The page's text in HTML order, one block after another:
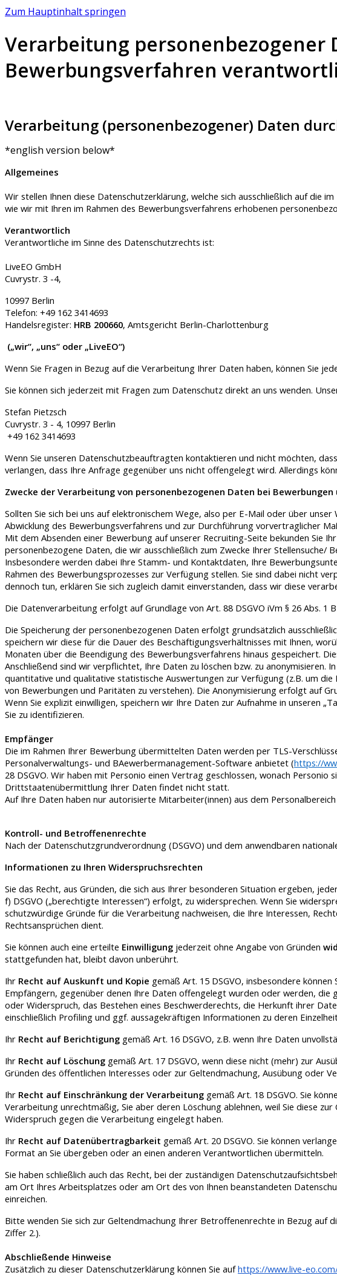
Zum Hauptinhalt springen
Verarbeitung personenbezogener
Bewerbungsverfahren
Verarbeitung (personenbezogener) Daten
*english version below*
Allgemeines
Wir stellen Ihnen diese Datenschutzerklärung, welche sich ausschließlich auf die
wie wir mit Ihren im Rahmen des Bewerbungsverfahrens erhobenen
Verantwortlich
Verantwortliche im Sinne des Datenschutzrechts ist:
LiveEO GmbH
Cuvrystr. 3 -4,
10997 Berlin
Telefon: +49 162 3414693
Handelsregister: HRB 200660, Amtsgericht Berlin-Charlottenburg
(„wir“, „uns“ oder „LiveEO“)
Wenn Sie Fragen in Bezug auf die Verarbeitung Ihrer Daten haben, können Sie
Sie können sich jederzeit mit Fragen zum Datenschutz direkt an uns wenden.
Stefan Pietzsch
Cuvrystr. 3 - 4, 10997 Berlin
+49 162 3414693
Wenn Sie unseren Datenschutzbeauftragten kontaktieren und nicht möchten,
verlangen, dass Ihre Anfrage gegenüber uns nicht offengelegt wird. Allerdings
Zwecke der Verarbeitung von personenbezogenen Daten bei
Sollten Sie sich bei uns auf elektronischem Wege, also per E-Mail oder über
Abwicklung des Bewerbungsverfahrens und zur Durchführung vorvertraglicher
Mit dem Absenden einer Bewerbung auf unserer Recruiting-Seite bekunden Sie
personenbezogene Daten, die wir ausschließlich zum Zwecke Ihrer Stellensuche/
Insbesondere werden dabei Ihre Stamm- und Kontaktdaten, Ihre
Rahmen des Bewerbungsprozesses zur Verfügung stellen. Sie sind dabei nicht
dennoch tun, erklären Sie sich zugleich damit einverstanden, dass wir diese
Die Datenverarbeitung erfolgt auf Grundlage von Art. 88 DSGVO iVm § 26 Abs. 1
Die Speicherung der personenbezogenen Daten erfolgt grundsätzlich
speichern wir diese für die Dauer des Beschäftigungsverhältnisses mit Ihnen,
Monaten über die Beendigung des Bewerbungsverfahrens hinaus gespeichert.
Anschließend sind wir verpflichtet, Ihre Daten zu löschen bzw. zu
quantitative und qualitative statistische Auswertungen zur Verfügung (z.B. um
von Bewerbungen und Paritäten zu verstehen). Die Anonymisierung erfolgt auf
Wenn Sie explizit einwilligen, speichern wir Ihre Daten zur Aufnahme in unseren
Sie zu identifizieren.
Empfänger
Die im Rahmen Ihrer Bewerbung übermittelten Daten werden per TLS-
Personalverwaltungs- und BAewerbermanagement-Software anbietet (https://
28 DSGVO. Wir haben mit Personio einen Vertrag geschlossen, wonach
Drittstaatenübermittlung Ihrer Daten findet nicht statt.
Auf Ihre Daten haben nur autorisierte Mitarbeiter(innen) aus dem
Kontroll- und Betroffenenrechte
Nach der Datenschutzgrundverordnung (DSGVO) und dem anwendbaren
Informationen zu Ihren Widerspruchsrechten
Sie das Recht, aus Gründen, die sich aus Ihrer besonderen Situation ergeben,
f) DSGVO („berechtigte Interessen“) erfolgt, zu widersprechen. Wenn Sie
schutzwürdige Gründe für die Verarbeitung nachweisen, die Ihre Interessen,
Rechtsansprüchen dient.
Sie können auch eine erteilte Einwilligung jederzeit ohne Angabe von Gründen
stattgefunden hat, bleibt davon unberührt.
Ihr Recht auf Auskunft und Kopie gemäß Art. 15 DSGVO, insbesondere
Empfängern, gegenüber denen Ihre Daten offengelegt wurden oder werden, die
oder Widerspruch, das Bestehen eines Beschwerderechts, die Herkunft ihrer
einschließlich Profiling und ggf. aussagekräftigen Informationen zu deren
Ihr Recht auf Berichtigung gemäß Art. 16 DSGVO, z.B. wenn Ihre Daten
Ihr Recht auf Löschung gemäß Art. 17 DSGVO, wenn diese nicht (mehr) zur
Gründen des öffentlichen Interesses oder zur Geltendmachung, Ausübung oder
Ihr Recht auf Einschränkung der Verarbeitung gemäß Art. 18 DSGVO. Sie
Verarbeitung unrechtmäßig, Sie aber deren Löschung ablehnen, weil Sie diese
Widerspruch gegen die Verarbeitung eingelegt haben.
Ihr Recht auf Datenübertragbarkeit gemäß Art. 20 DSGVO. Sie können
Format an Sie übergeben oder an einen anderen Verantwortlichen übermitteln.
Sie haben schließlich auch das Recht, bei der zuständigen
am Ort Ihres Arbeitsplatzes oder am Ort des von Ihnen beanstandeten
einreichen.
Bitte wenden Sie sich zur Geltendmachung Ihrer Betroffenenrechte in Bezug
Ziffer 2.).
Abschließende Hinweise
Zusätzlich zu dieser Datenschutzerklärung können Sie aufhttps://www.live-